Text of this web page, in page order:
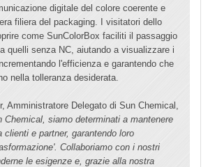
digitale del colore coerente e
filiera del packaging. I visitatori dello
come SunColorBox faciliti il passaggio
quelli senza NC, aiutando a visualizzare i
l'efficienza e garantendo che
nella tolleranza desiderata.
Amministratore Delegato di Sun Chemical,
Chemical, siamo determinati a mantenere
clienti e partner, garantendo loro
Collaboriamo con i nostri
le esigenze e, grazie alla nostra